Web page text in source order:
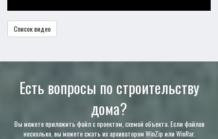
Список видео
Есть вопросы по строительству
дома?
Вы можете приложить файл с проектом, схемой объекта. Если файлов
несколько, вы можете сжать их архиватором WinZip или WinRar.